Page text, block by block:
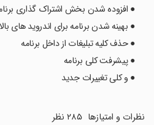
● افزوده شدن بخش اشتراک گذاری
● بهینه شدن برنامه برای اندروید های بالا
● حذف کلیه تبلیغات از داخل برنامه
● پیشرفت کلی برنامه
● و کلی تغییرات جدید
نظرات و امتیازها